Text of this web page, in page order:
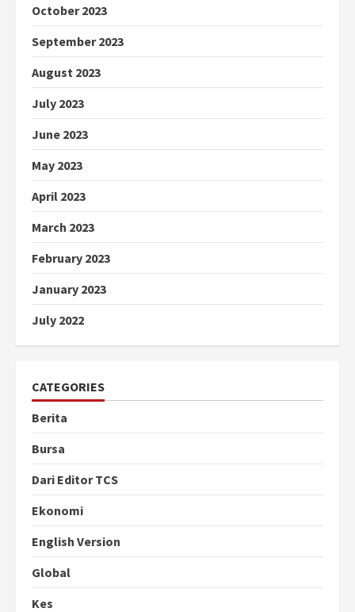
October 2023
September 2023
August 2023
July 2023
June 2023
May 2023
April 2023
March 2023
February 2023
January 2023
July 2022
CATEGORIES
Berita
Bursa
Dari Editor TCS
Ekonomi
English Version
Global
Kes